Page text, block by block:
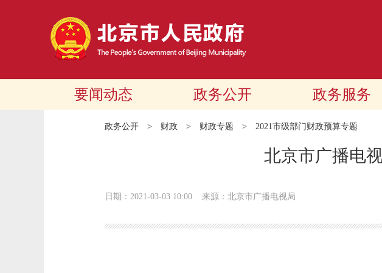
要闻动态 政务公开 政务服务
政务公开 > 财政 > 财政专题 > 2021市级部门财政预算专题
北京市广播电
日期：2021-03-03 10:00 来源：北京市广播电视局